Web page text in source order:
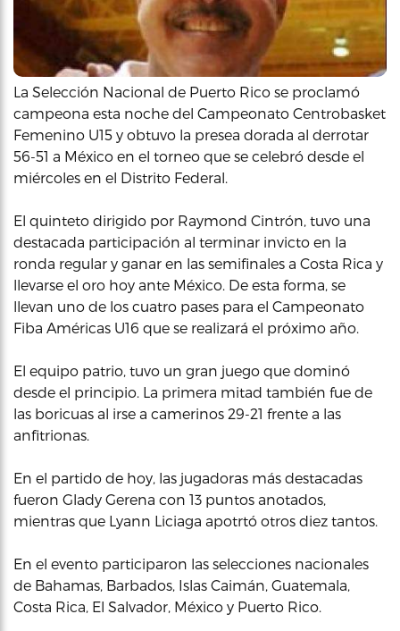
La Selección Nacional de Puerto Rico se proclamó
campeona esta noche del Campeonato Centrobasket
Femenino U15 y obtuvo la presea dorada al derrotar
56-51 a México en el torneo que se celebró desde el
miércoles en el Distrito Federal.
El quinteto dirigido por Raymond Cintrón, tuvo una
destacada participación al terminar invicto en la
ronda regular y ganar en las semifinales a Costa Rica y
llevarse el oro hoy ante México. De esta forma, se
llevan uno de los cuatro pases para el Campeonato
Fiba Américas U16 que se realizará el próximo año.
El equipo patrio, tuvo un gran juego que dominó
desde el principio. La primera mitad también fue de
las boricuas al irse a camerinos 29-21 frente a las
anfitrionas.
En el partido de hoy, las jugadoras más destacadas
fueron Glady Gerena con 13 puntos anotados,
mientras que Lyann Liciaga apotrtó otros diez tantos.
En el evento participaron las selecciones nacionales
de Bahamas, Barbados, Islas Caimán, Guatemala,
Costa Rica, El Salvador, México y Puerto Rico.